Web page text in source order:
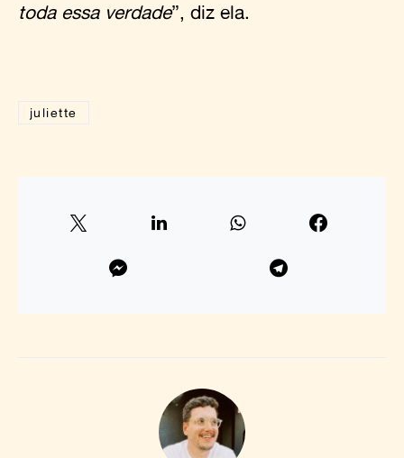
toda essa verdade”, diz ela.
juliette